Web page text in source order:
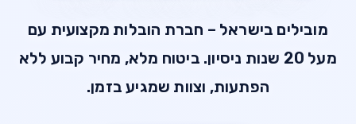
מובילים בישראל – חברת הובלות מקצועית עם
מעל 20 שנות ניסיון. ביטוח מלא, מחיר קבוע ללא
הפתעות, וצוות שמגיע בזמן.